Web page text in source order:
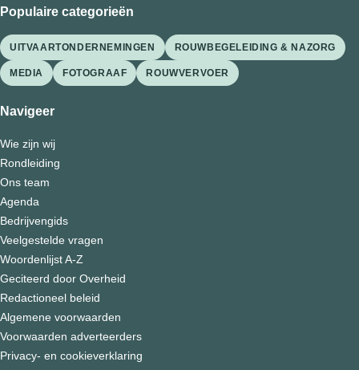
Populaire categorieën
UITVAARTONDERNEMINGEN ROUWBEGELEIDING & NAZORG
MEDIA FOTOGRAAF ROUWVERVOER
Navigeer
Wie zijn wij
Rondleiding
Ons team
Agenda
Bedrijvengids
Veelgestelde vragen
Woordenlijst A-Z
Geciteerd door Overheid
Redactioneel beleid
Algemene voorwaarden
Voorwaarden adverteerders
Privacy- en cookieverklaring